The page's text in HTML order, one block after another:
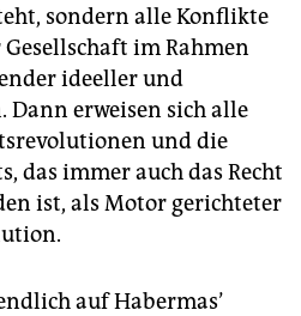
sondern alle Konflikte
im Rahmen
ideeller und
erweisen sich alle
und die
das immer auch das Recht
ist, als Motor gerichteter
auf Habermas’